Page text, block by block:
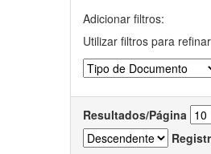
Adicionar filtros:
Utilizar filtros para
Resultados/Página